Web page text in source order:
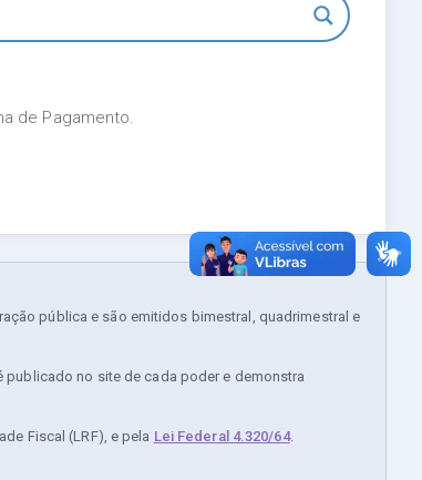
de Pagamento.
pública e são emitidos bimestral, quadrimestral e
publicado no site de cada poder e demonstra
Fiscal (LRF), e pela Lei Federal 4.320/64.